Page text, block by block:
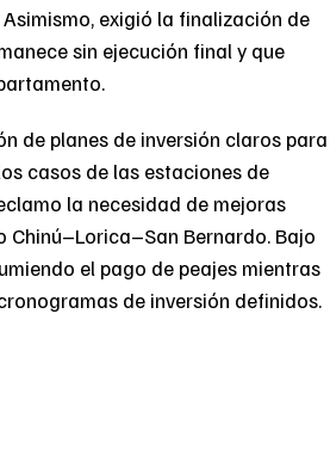
exigió la finalización de
sin ejecución final y que
de planes de inversión claros para
casos de las estaciones de
la necesidad de mejoras
Bernardo. Bajo
el pago de peajes mientras
de inversión definidos.